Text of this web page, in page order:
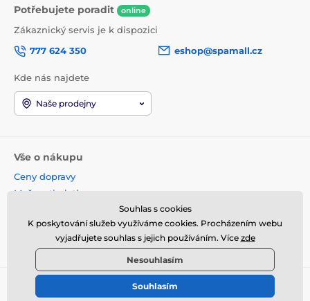
Potřebujete poradit online
Zákaznický servis je k dispozici
777 624 350
eshop@spamall.cz
Kde nás najdete
Naše prodejny
Vše o nákupu
Ceny dopravy
Možnosti platby
Reklamace a vrácení
Věrnostní program
© 2026 www.spamall.cz ⦁ E-shop vytvořila
Souhlas s cookies
K poskytování služeb využíváme cookies. Procházením webu
vyjadřujete souhlas s jejich používáním. Více zde
Nesouhlasím
Souhlasím